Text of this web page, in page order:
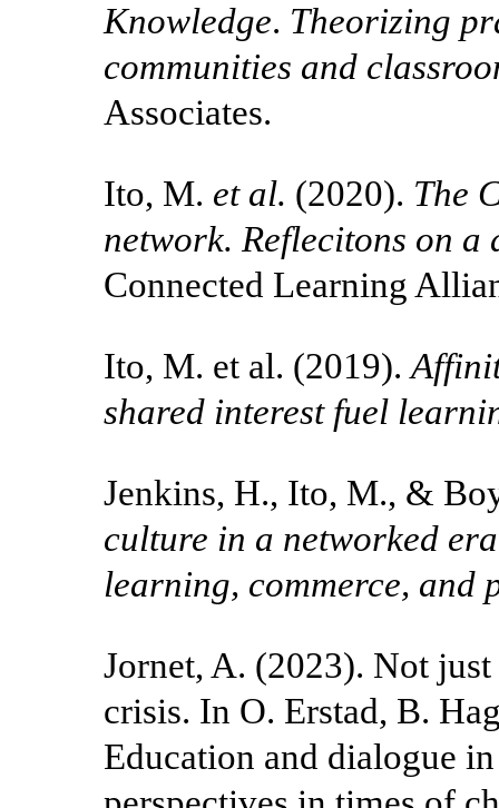
Knowledge. Theorizing
communities and
Associates.
Ito, M. et al. (2020). The
network. Reflecitons on a
Connected Learning
Ito, M. et al. (2019).
shared interest fuel
Jenkins, H., Ito, M., &
culture in a networked
learning, commerce, and
Jornet, A. (2023). Not
crisis. In O. Erstad, B.
Education and dialogue